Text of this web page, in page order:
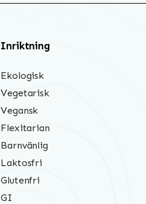
Inriktning
Ekologisk
Vegetarisk
Vegansk
Flexitarian
Barnvänlig
Laktosfri
Glutenfri
GI